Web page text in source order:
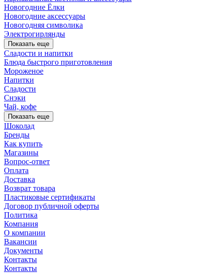
Новогодние Ёлки
Новогодние аксессуары
Новогодняя символика
Электрогирлянды
Показать еще
Сладости и напитки
Блюда быстрого приготовления
Мороженое
Напитки
Сладости
Снэки
Чай, кофе
Показать еще
Шоколад
Бренды
Как купить
Магазины
Вопрос-ответ
Оплата
Доставка
Возврат товара
Пластиковые сертификаты
Договор публичной оферты
Политика
Компания
О компании
Вакансии
Документы
Контакты
Контакты